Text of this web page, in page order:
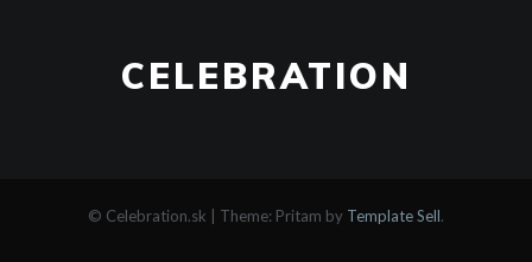
CELEBRATION
© Celebration.sk Theme: Pritam by Template Sell.